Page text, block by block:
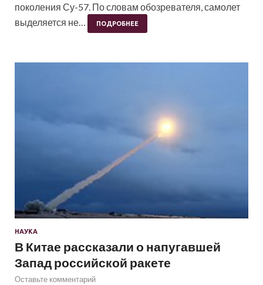
поколения Су-57. По словам обозревателя, самолет
выделяется не…
ПОДРОБНЕЕ
НАУКА
В Китае рассказали о напугавшей
Запад российской ракете
Оставьте комментарий